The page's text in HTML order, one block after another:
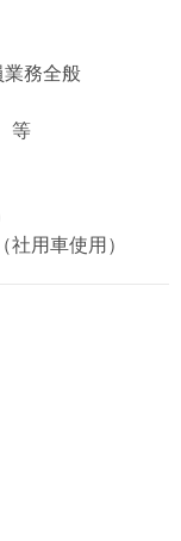
務全般
等
用車使用）